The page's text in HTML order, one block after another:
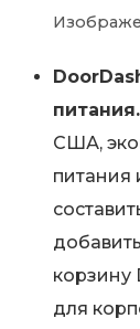
питания.
США,
питания
корзину
для